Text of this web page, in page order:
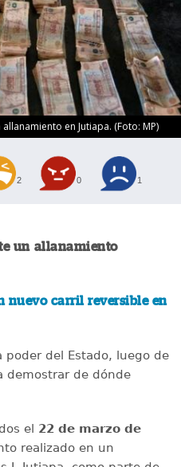
en Jutiapa. (Foto: MP)
2 0 1
un allanamiento
nuevo carril reversible en
poder del Estado, luego de
demostrar de dónde
el 22 de marzo de
realizado en un